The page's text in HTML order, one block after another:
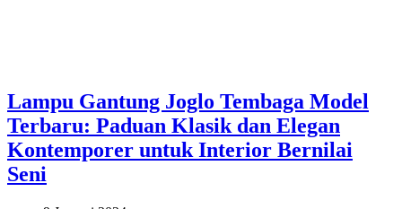
Lampu Gantung Joglo Tembaga Model
Terbaru: Paduan Klasik dan Elegan
Kontemporer untuk Interior Bernilai
Seni